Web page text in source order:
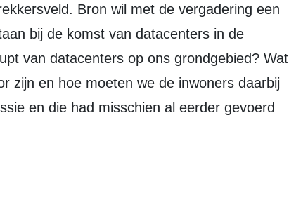
Bron wil met de vergadering een
bij de komst van datacenters in de
van datacenters op ons grondgebied? Wat
zijn en hoe moeten we de inwoners daarbij
en die had misschien al eerder gevoerd